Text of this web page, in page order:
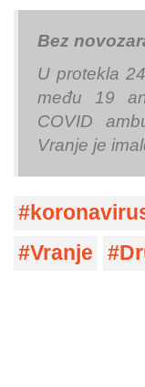
Bez
U protekla
među 19
COVID
Vranje je
Vranje